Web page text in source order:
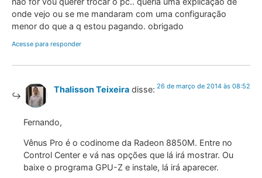
onde vejo ou se me mandaram com uma configuração
menor do que a q estou pagando. obrigado
Acesse para responder
Thalisson Teixeira disse: 26 de março de 2014 às 08:52
Fernando,
Vênus Pro é o codinome da Radeon 8850M. Entre no
Control Center e vá nas opções que lá irá mostrar. Ou
baixe o programa GPU-Z e instale, lá irá aparecer.